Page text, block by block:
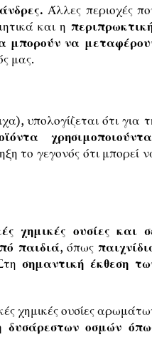
Άλλες περιοχές
και η
μπορούν να
μας.
υπολογίζεται ότι για
το γεγονός ότι μπορεί
χημικές ουσίες και
παιδιά, όπως
σημαντική έκθεση
χημικές ουσίες
δυσάρεστων οσμών